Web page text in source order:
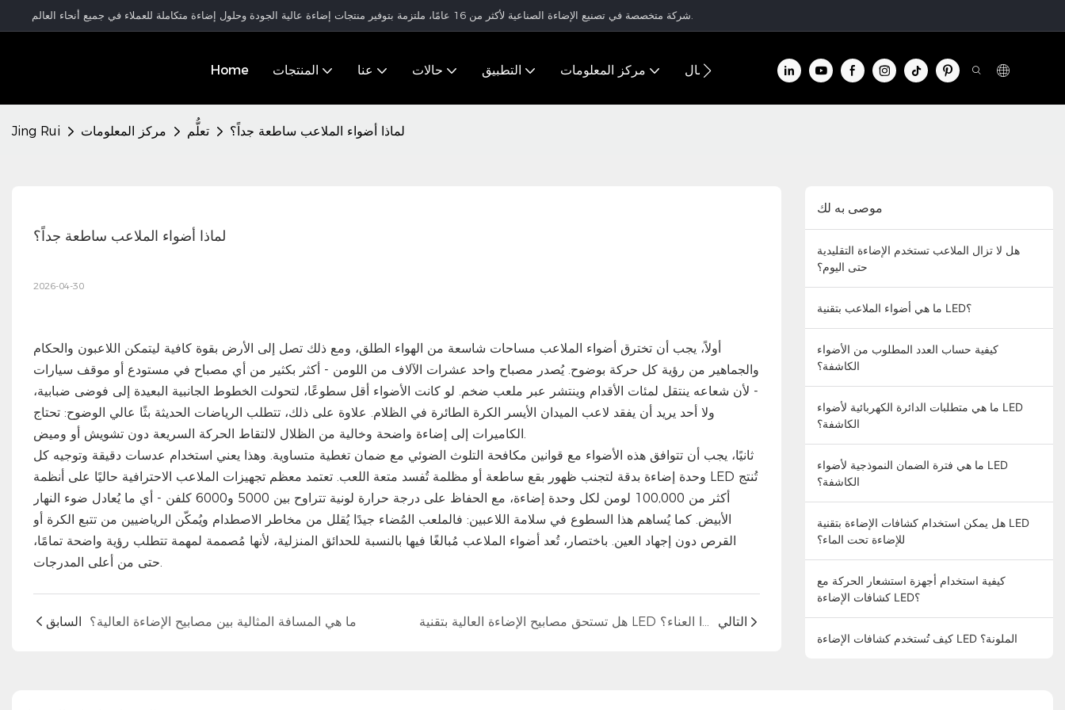
Home المنتجات عنا حالات التطبيق مركز المعلومات الاتصال
Jing Rui مركز المعلومات تعلُّم لماذا أضواء الملاعب ساطعة جداً؟
لماذا أضواء الملاعب ساطعة جداً؟
2026-04-30
أولاً، يجب أن تخترق أضواء الملاعب مساحات شاسعة من الهواء الطلق، ومع ذلك تصل إلى الأرض بقوة كافية ليتمكن اللاعبون والحكام
والجماهير من رؤية كل حركة بوضوح. يُصدر مصباح واحد عشرات الآلاف من اللومن - أكثر بكثير من أي مصباح في مستودع أو موقف سيارات
- لأن شعاعه ينتقل لمئات الأقدام وينتشر عبر ملعب ضخم. لو كانت الأضواء أقل سطوعًا، لتحولت الخطوط الجانبية البعيدة إلى فوضى ضبابية،
ولا أحد يريد أن يفقد لاعب الميدان الأيسر الكرة الطائرة في الظلام. علاوة على ذلك، تتطلب الرياضات الحديثة بثًا عالي الوضوح: تحتاج
الكاميرات إلى إضاءة واضحة وخالية من الظلال لالتقاط الحركة السريعة دون تشويش أو وميض.
ثانيًا، يجب أن تتوافق هذه الأضواء مع قوانين مكافحة التلوث الضوئي مع ضمان تغطية متساوية. وهذا يعني استخدام عدسات دقيقة وتوجيه كل
وحدة إضاءة بدقة لتجنب ظهور بقع ساطعة أو مظلمة تُفسد متعة اللعب. تعتمد معظم تجهيزات الملاعب الاحترافية حاليًا على أنظمة LED تُنتج
أكثر من 100,000 لومن لكل وحدة إضاءة، مع الحفاظ على درجة حرارة لونية تتراوح بين 5000 و6000 كلفن - أي ما يُعادل ضوء النهار
الأبيض. كما يُساهم هذا السطوع في سلامة اللاعبين: فالملعب المُضاء جيدًا يُقلل من مخاطر الاصطدام ويُمكّن الرياضيين من تتبع الكرة أو
القرص دون إجهاد العين. باختصار، تُعد أضواء الملاعب مُبالغًا فيها بالنسبة للحدائق المنزلية، لأنها مُصممة لمهمة تتطلب رؤية واضحة تمامًا،
حتى من أعلى المدرجات.
السابق ما هي المسافة المثالية بين مصابيح الإضاءة العالية؟ هل تستحق مصابيح الإضاءة العالية بتقنية LED كل هذا العناء؟ التالي
موصى به لك
هل لا تزال الملاعب تستخدم الإضاءة التقليدية
حتى اليوم؟
ما هي أضواء الملاعب بتقنية LED؟
كيفية حساب العدد المطلوب من الأضواء
الكاشفة؟
ما هي متطلبات الدائرة الكهربائية لأضواء LED
الكاشفة؟
ما هي فترة الضمان النموذجية لأضواء LED
الكاشفة؟
هل يمكن استخدام كشافات الإضاءة بتقنية LED
للإضاءة تحت الماء؟
كيفية استخدام أجهزة استشعار الحركة مع
كشافات الإضاءة LED؟
كيف تُستخدم كشافات الإضاءة LED الملونة؟